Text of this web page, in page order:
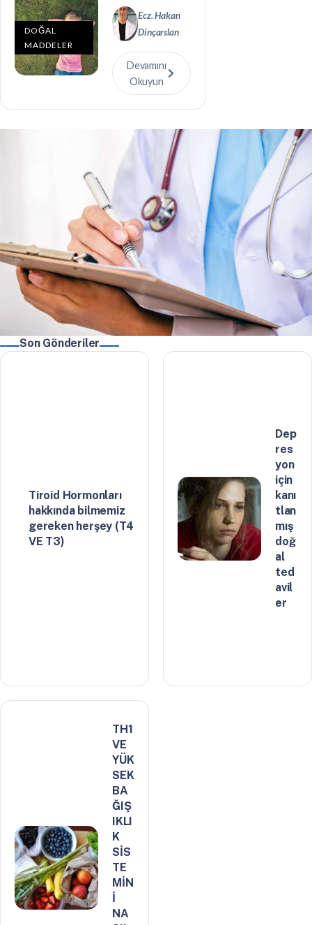
DOĞAL
MADDELER
Ecz. Hakan
Dinçarslan
Devamını
Okuyun
Son Gönderiler
Tiroid Hormonları
hakkında bilmemiz
gereken herşey (T4
VE T3)
Dep
res
yon
için
kanı
tlan
mış
doğ
al
ted
avil
er
TH1
VE
YÜK
SEK
BA
ĞIŞ
IKLI
K
SİS
TE
MİN
İ
NA